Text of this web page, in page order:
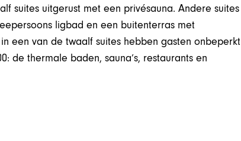
suites uitgerust met een privésauna. Andere suites
ligbad en een buitenterras met
een van de twaalf suites hebben gasten onbeperkt
de thermale baden, sauna’s, restaurants en